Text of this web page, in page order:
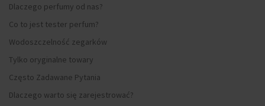
Dlaczego perfumy od nas?
Co to jest tester perfum?
Wodoszczelność zegarków
Tylko oryginalne towary
Często Zadawane Pytania
Dlaczego warto się zarejestrować?